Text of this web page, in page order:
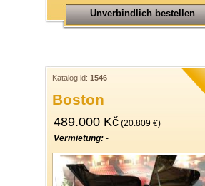
Unverbindlich bestellen
Katalog id: 1546
Boston
489.000 Kč (20.809 €)
Vermietung: -